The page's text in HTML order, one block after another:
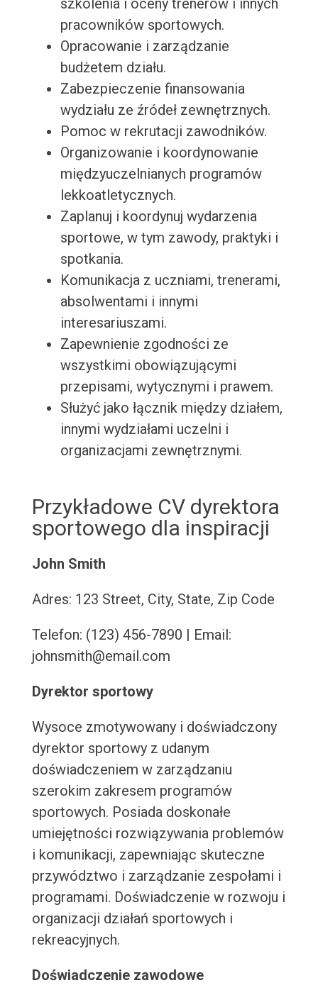
szkolenia i oceny trenerów i innych
pracowników sportowych.
Opracowanie i zarządzanie
budżetem działu.
Zabezpieczenie finansowania
wydziału ze źródeł zewnętrznych.
Pomoc w rekrutacji zawodników.
Organizowanie i koordynowanie
międzyuczelnianych programów
lekkoatletycznych.
Zaplanuj i koordynuj wydarzenia
sportowe, w tym zawody, praktyki i
spotkania.
Komunikacja z uczniami, trenerami,
absolwentami i innymi
interesariuszami.
Zapewnienie zgodności ze
wszystkimi obowiązującymi
przepisami, wytycznymi i prawem.
Służyć jako łącznik między działem,
innymi wydziałami uczelni i
organizacjami zewnętrznymi.
Przykładowe CV dyrektora
sportowego dla inspiracji
John Smith
Adres: 123 Street, City, State, Zip Code
Telefon: (123) 456-7890 | Email:
johnsmith@email.com
Dyrektor sportowy
Wysoce zmotywowany i doświadczony
dyrektor sportowy z udanym
doświadczeniem w zarządzaniu
szerokim zakresem programów
sportowych. Posiada doskonałe
umiejętności rozwiązywania problemów
i komunikacji, zapewniając skuteczne
przywództwo i zarządzanie zespołami i
programami. Doświadczenie w rozwoju i
organizacji działań sportowych i
rekreacyjnych.
Doświadczenie zawodowe